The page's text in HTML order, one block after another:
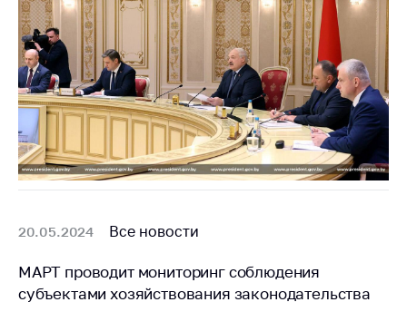
20.05.2024 Все новости
МАРТ проводит мониторинг соблюдения
субъектами хозяйствования законодательства